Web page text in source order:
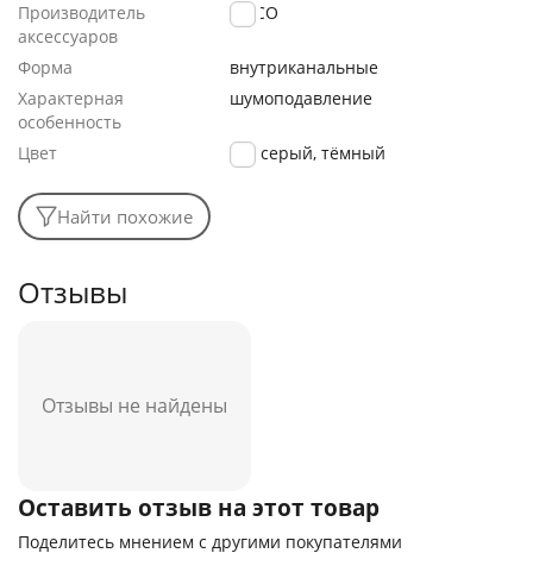
Производитель
аксессуаров
HOCO
Форма
внутриканальные
Характерная
особенность
шумоподавление
Цвет серый, тёмный
Найти похожие
Отзывы
Отзывы не найдены
Оставить отзыв на этот товар
Поделитесь мнением с другими покупателями